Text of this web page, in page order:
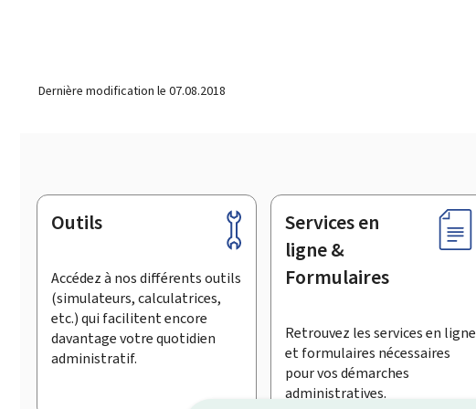
Dernière modification le 07.08.2018
Pied
page
Outils
Accédez à nos différents outils
(simulateurs, calculatrices,
etc.) qui facilitent encore
davantage votre quotidien
administratif.
Services en
ligne &
Formulaires
Retrouvez les services en ligne
et formulaires nécessaires
pour vos démarches
administratives.